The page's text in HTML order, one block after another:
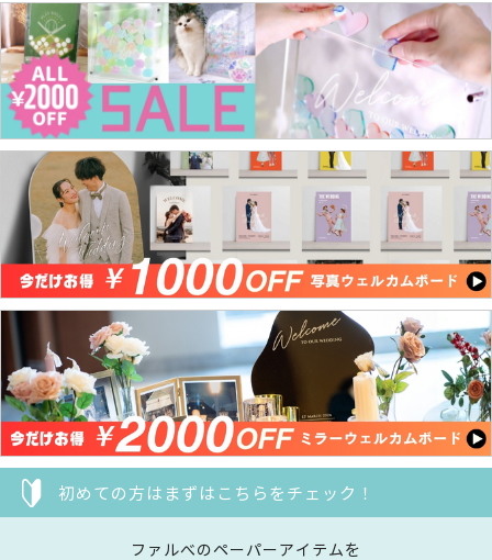
初めての方はまずはこちらをチェック！
ファルべのペーパーアイテムを